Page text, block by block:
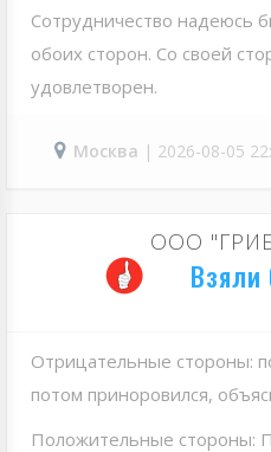
Сотрудничество надеюсь
обоих сторон. Со своей
удовлетворен.
Москва | 2026-08-05
ООО
Взяли
Отрицательные стороны:
потом приноровился,
Положительные стороны: